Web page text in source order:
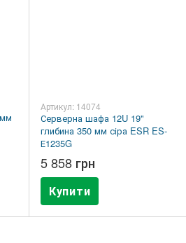
Артикул: 14074
Серверна шафа 12U 19"
глибина 350 мм сіра ESR ES-
Е1235G
5 858 грн
Купити